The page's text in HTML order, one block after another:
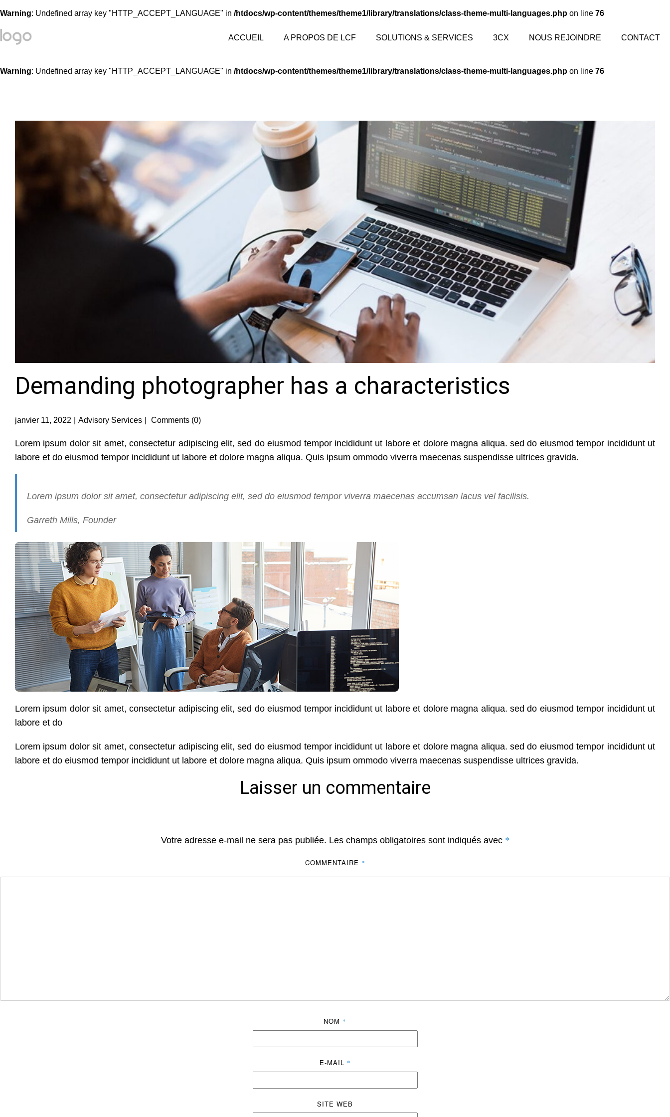
Warning: Undefined array key "HTTP_ACCEPT_LANGUAGE" in /htdocs/wp-content/themes/theme1/library/translations/class-theme-multi-languages.php on line 76
ACCUEIL A PROPOS DE LCF SOLUTIONS & SERVICES 3CX NOUS REJOINDRE CONTACT
Warning: Undefined array key "HTTP_ACCEPT_LANGUAGE" in /htdocs/wp-content/themes/theme1/library/translations/class-theme-multi-languages.php on line 76
Demanding photographer has a characteristics
janvier 11, 2022 Advisory Services Comments (0)
Lorem ipsum dolor sit amet, consectetur adipiscing elit, sed do eiusmod tempor incididunt ut labore et dolore magna aliqua. sed do eiusmod tempor incididunt ut
labore et do eiusmod tempor incididunt ut labore et dolore magna aliqua. Quis ipsum ommodo viverra maecenas suspendisse ultrices gravida.
Lorem ipsum dolor sit amet, consectetur adipiscing elit, sed do eiusmod tempor viverra maecenas accumsan lacus vel facilisis.
Garreth Mills, Founder
Lorem ipsum dolor sit amet, consectetur adipiscing elit, sed do eiusmod tempor incididunt ut labore et dolore magna aliqua. sed do eiusmod tempor incididunt ut
labore et do
Lorem ipsum dolor sit amet, consectetur adipiscing elit, sed do eiusmod tempor incididunt ut labore et dolore magna aliqua. sed do eiusmod tempor incididunt ut
labore et do eiusmod tempor incididunt ut labore et dolore magna aliqua. Quis ipsum ommodo viverra maecenas suspendisse ultrices gravida.
Laisser un commentaire
Votre adresse e-mail ne sera pas publiée. Les champs obligatoires sont indiqués avec *
COMMENTAIRE *
NOM *
E-MAIL *
SITE WEB